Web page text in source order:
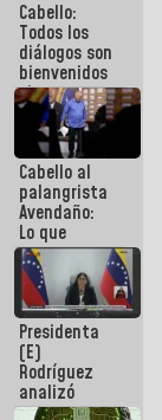
encuentro
presencial
para el
diálogo
Cabello:
Todos los
diálogos son
bienvenidos
siempre que
estén en el
marco de la
Constitución
de la
República
Cabello al
palangrista
Avendaño:
Lo que
vayas a
escribir
hazlo hoy
por que no
sabemos si
la semana
que viene
hay
programa
Presidenta
(E)
Rodríguez
analizó
junto a